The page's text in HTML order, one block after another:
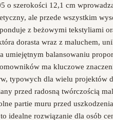
o szerokości 12,1 cm
ale przede wszystkim
z beżowymi tekstyliami
dorasta wraz z maluchem,
umiejętnym balansowaniu
ma kluczowe
typowych dla wielu projektów
przed radosną twórczością
partie muru przed
idealne rozwiązanie dla osób